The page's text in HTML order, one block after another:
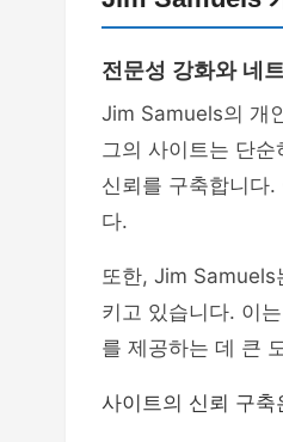
전문성 강화와 네
Jim Samuels의 개
그의 사이트는 단
신뢰를 구축합니다
다.
또한, Jim Samuels
키고 있습니다. 이
를 제공하는 데 큰
사이트의 신뢰 구